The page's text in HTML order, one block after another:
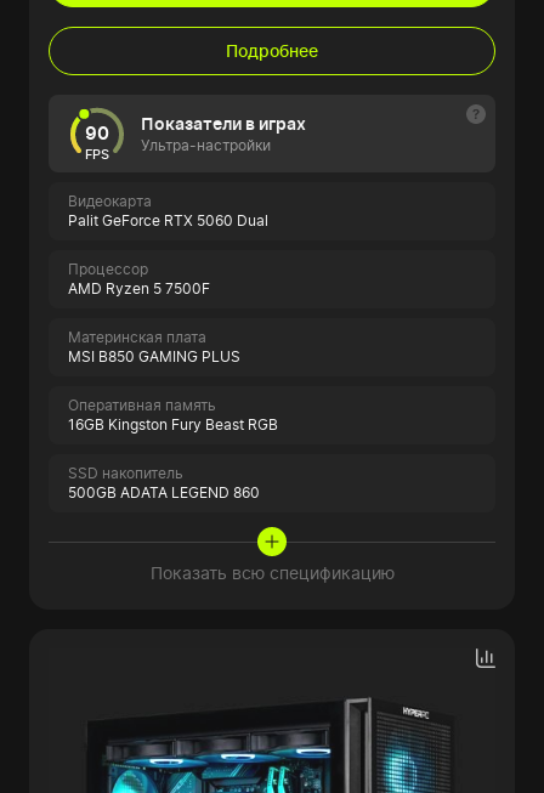
Подробнее
90
FPS
Показатели в играх
Ультра-настройки
Видеокарта
Palit GeForce RTX 5060 Dual
Процессор
AMD Ryzen 5 7500F
Материнская плата
MSI B850 GAMING PLUS
Оперативная память
16GB Kingston Fury Beast RGB
SSD накопитель
500GB ADATA LEGEND 860
Показать всю спецификацию